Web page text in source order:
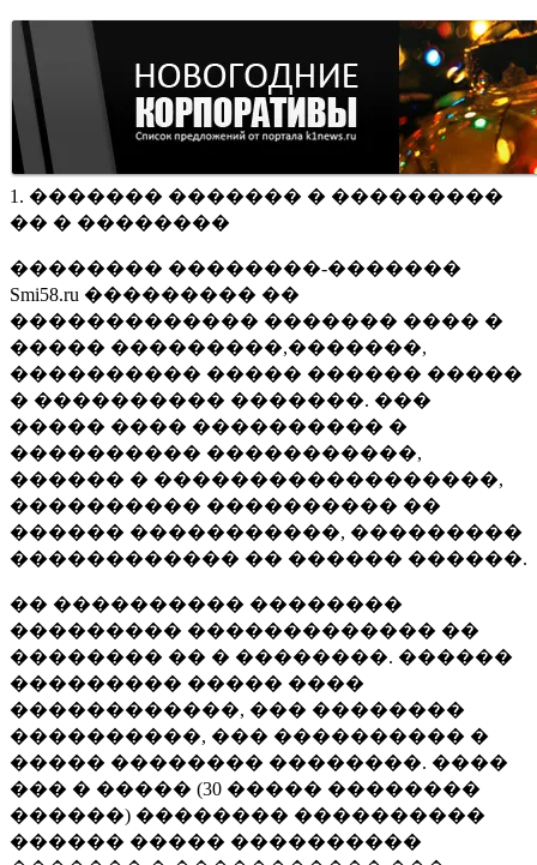
1. ������� ������� � ���������
�� � ��������
�������� ��������-�������
Smi58.ru ��������� ��
������������� ������� ���� �
����� ���������,�������,
���������� ����� ������ �����
� ���������� �������. ���
����� ���� ���������� �
���������� �����������,
������ � ������������������,
���������� ���������� ��
������ �����������, ���������
������������ �� ������ ������.
�� ���������� ��������
��������� ������������� ��
�������� �� � ��������. ������
��������� ����� ����
������������, ��� ��������
����������, ��� ���������� �
����� �������� ��������. ����
��� � ����� (30 ����� ��������
������) �������� ����������
������ ����� ����������